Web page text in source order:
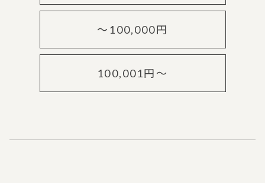
～100,000円
100,001円～